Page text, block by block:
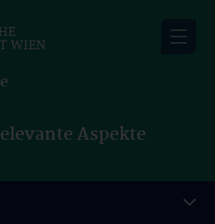
Aspekte